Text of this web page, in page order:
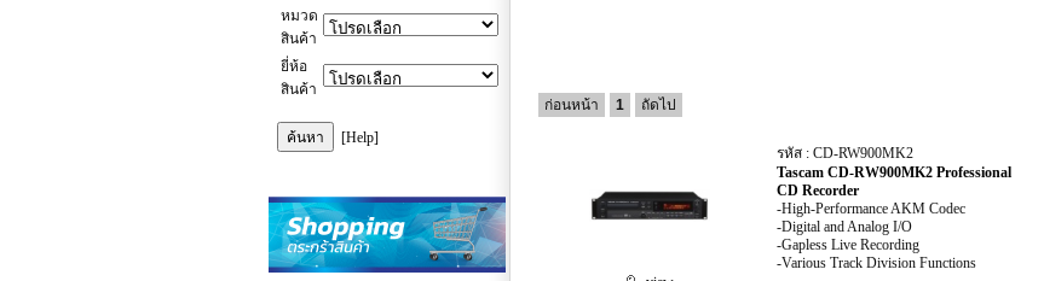
หมวด
สินค้า
ยี่ห้อ
สินค้า
[Help]
ก่อนหน้า 1 ถัดไป
รหัส : CD-RW900MK2
Tascam CD-RW900MK2 Professional
CD Recorder
-High-Performance AKM Codec
-Digital and Analog I/O
-Gapless Live Recording
-Various Track Division Functions